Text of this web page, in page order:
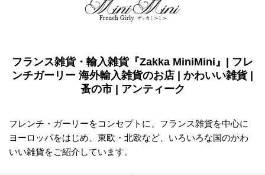
フランス雑貨・輸入雑貨『Zakka MiniMini』| フレ
ンチガーリー 海外輸入雑貨のお店 | かわいい雑貨 |
蚤の市 | アンティーク
フレンチ・ガーリーをコンセプトに、フランス雑貨を中心に
ヨーロッパをはじめ、東欧・北欧など、いろいろな国のかわ
いい雑貨をご紹介しています。